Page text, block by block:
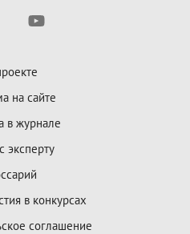
на сайте
в журнале
эксперту
в конкурсах
соглашение